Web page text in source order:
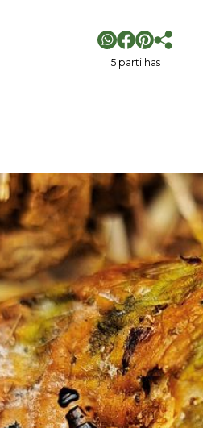
5 partilhas